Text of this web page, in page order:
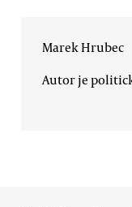
Marek Hrubec
Autor je